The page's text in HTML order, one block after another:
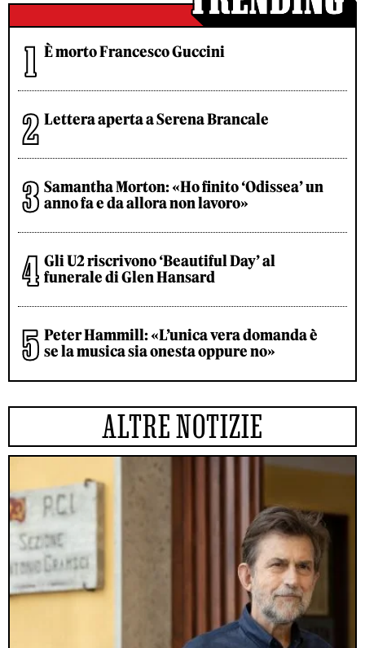
È morto Francesco Guccini
Lettera aperta a Serena Brancale
Samantha Morton: «Ho finito ‘Odissea’ un
anno fa e da allora non lavoro»
Gli U2 riscrivono ‘Beautiful Day’ al
funerale di Glen Hansard
Peter Hammill: «L’unica vera domanda è
se la musica sia onesta oppure no»
ALTRE NOTIZIE